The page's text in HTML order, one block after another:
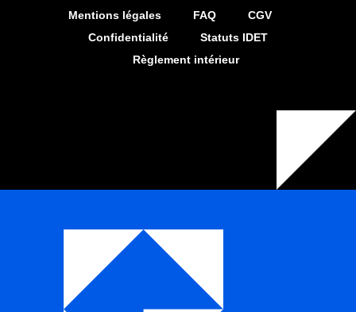
Mentions légales FAQ
CGV
Confidentialité
Statuts IDET
Règlement intérieur